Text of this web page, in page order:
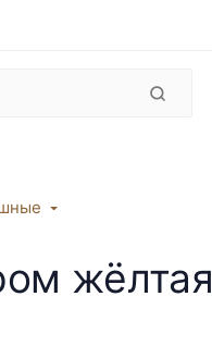
жёлтая